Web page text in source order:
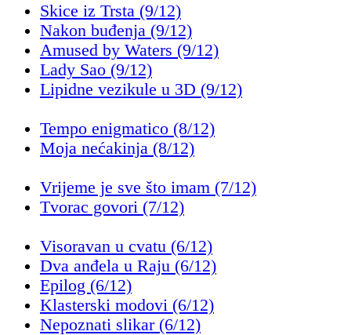
Skice iz Trsta (9/12)
Nakon buđenja (9/12)
Amused by Waters (9/12)
Lady Sao (9/12)
Lipidne vezikule u 3D (9/12)
Tempo enigmatico (8/12)
Moja nećakinja (8/12)
Vrijeme je sve što imam (7/12)
Tvorac govori (7/12)
Visoravan u cvatu (6/12)
Dva anđela u Raju (6/12)
Epilog (6/12)
Klasterski modovi (6/12)
Nepoznati slikar (6/12)